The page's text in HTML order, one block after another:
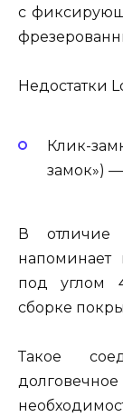
с
Недостатки
Клик-
замок»)
В отличие
напоминает
под углом
сборке
Такое